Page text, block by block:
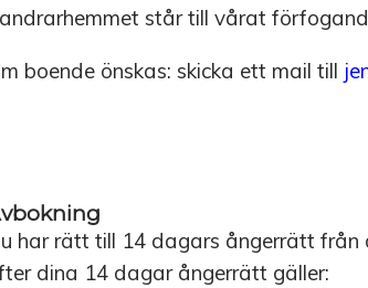
står till vårat
boende önskas: skicka ett mail till
har rätt till 14 dagars ångerrätt från
dina 14 dagar ångerrätt gäller: